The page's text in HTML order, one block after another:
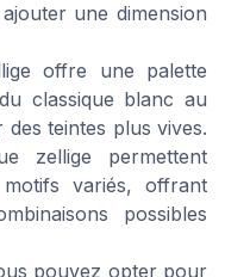
une dimension
offre une palette
classique blanc au
teintes plus vives.
zellige permettent
variés, offrant
possibles
pouvez opter pour